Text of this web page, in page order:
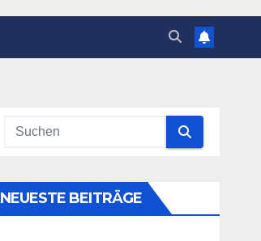
NEUESTE BEITRÄGE